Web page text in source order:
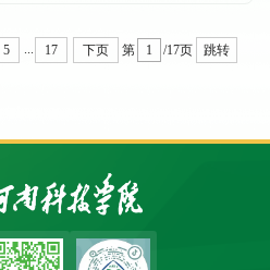
5 ... 17 下页 第 /17页 跳转